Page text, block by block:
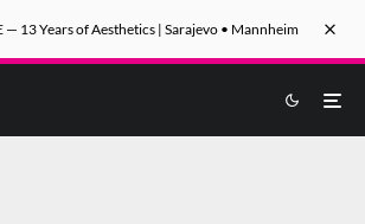
— 13 Years of Aesthetics | Sarajevo • Mannheim